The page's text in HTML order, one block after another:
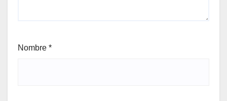
Nombre *